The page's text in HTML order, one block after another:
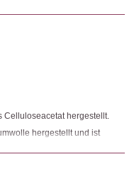
Kriterium
Celluloseacetat hergestellt.
hergestellt und ist
bei einem
und sozialen